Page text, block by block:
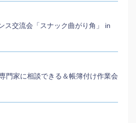
ス交流会「スナック曲がり角」 in
家に相談できる＆帳簿付け作業会